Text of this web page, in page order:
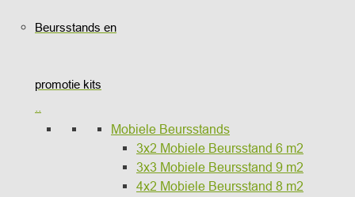
Beursstands en
promotie kits
Mobiele Beursstands
3x2 Mobiele Beursstand 6 m2
3x3 Mobiele Beursstand 9 m2
4x2 Mobiele Beursstand 8 m2